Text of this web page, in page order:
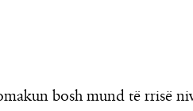
bosh mund të rrisë